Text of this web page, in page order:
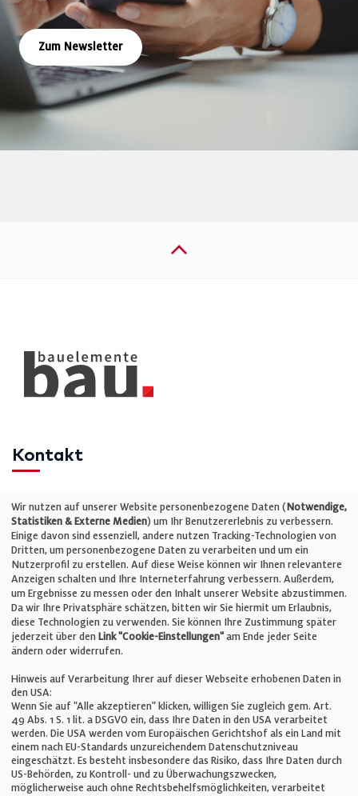
Zum Newsletter
Kontakt
Telefon: +49 (0)711 2585563-0
E-Mail:info@bauelemente-bau.eu
Unternehmen
Impressum
Cookie-Einstellungen
AGB
Wir nutzen auf unserer Website personenbezogene Daten (Notwendige,
Statistiken & Externe Medien) um Ihr Benutzererlebnis zu verbessern.
Einige davon sind essenziell, andere nutzen Tracking-Technologien von
Dritten, um personenbezogene Daten zu verarbeiten und um ein
Nutzerprofil zu erstellen. Auf diese Weise können wir Ihnen relevantere
Anzeigen schalten und Ihre Interneterfahrung verbessern. Außerdem,
um Ergebnisse zu messen oder den Inhalt unserer Website abzustimmen.
Da wir Ihre Privatsphäre schätzen, bitten wir Sie hiermit um Erlaubnis,
diese Technologien zu verwenden. Sie können Ihre Zustimmung später
jederzeit über den Link "Cookie-Einstellungen" am Ende jeder Seite
ändern oder widerrufen.
Hinweis auf Verarbeitung Ihrer auf dieser Webseite erhobenen Daten in
den USA:
Wenn Sie auf "Alle akzeptieren" klicken, willigen Sie zugleich gem. Art.
49 Abs. 1 S. 1 lit. a DSGVO ein, dass Ihre Daten in den USA verarbeitet
werden. Die USA werden vom Europäischen Gerichtshof als ein Land mit
einem nach EU-Standards unzureichendem Datenschutzniveau
eingeschätzt. Es besteht insbesondere das Risiko, dass Ihre Daten durch
US-Behörden, zu Kontroll- und zu Überwachungszwecken,
möglicherweise auch ohne Rechtsbehelfsmöglichkeiten, verarbeitet